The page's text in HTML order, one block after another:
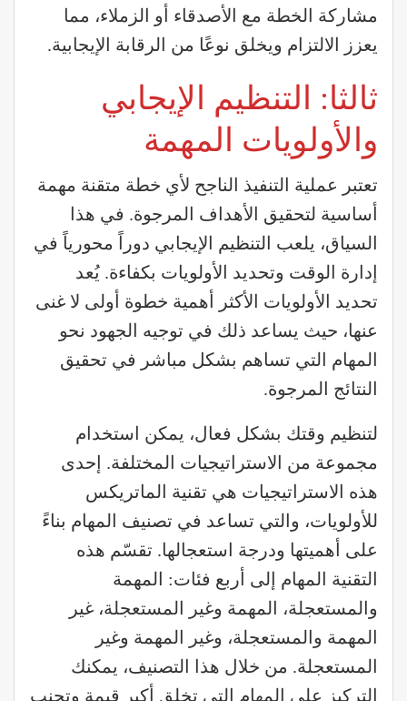
مشاركة الخطة مع الأصدقاء أو الزملاء، مما
يعزز الالتزام ويخلق نوعًا من الرقابة الإيجابية.
ثالثا: التنظيم الإيجابي
والأولويات المهمة
تعتبر عملية التنفيذ الناجح لأي خطة متقنة مهمة
أساسية لتحقيق الأهداف المرجوة. في هذا
السياق، يلعب التنظيم الإيجابي دوراً محورياً في
إدارة الوقت وتحديد الأولويات بكفاءة. يُعد
تحديد الأولويات الأكثر أهمية خطوة أولى لا غنى
عنها، حيث يساعد ذلك في توجيه الجهود نحو
المهام التي تساهم بشكل مباشر في تحقيق
النتائج المرجوة.
لتنظيم وقتك بشكل فعال، يمكن استخدام
مجموعة من الاستراتيجيات المختلفة. إحدى
هذه الاستراتيجيات هي تقنية الماتريكس
للأولويات، والتي تساعد في تصنيف المهام بناءً
على أهميتها ودرجة استعجالها. تقسّم هذه
التقنية المهام إلى أربع فئات: المهمة
والمستعجلة، المهمة وغير المستعجلة، غير
المهمة والمستعجلة، وغير المهمة وغير
المستعجلة. من خلال هذا التصنيف، يمكنك
التركيز على المهام التي تخلق أكبر قيمة وتجنب